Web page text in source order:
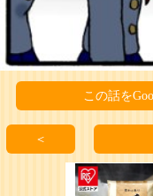
この話を
＜